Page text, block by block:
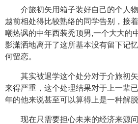
介旅初矢用箱子装好自己的个人
越前相处得比较熟络的同学告别，接
嘲热讽的中年西装秃顶男,一个大大的
影潇洒地离开了这所基本没有留下记
何留恋。
其实被退学这个处分对于介旅初
来得严重，这个处理结果对于上一辈
年的他来说甚至可以算得上是一种解脱
现在只需要担心未来的经济来源